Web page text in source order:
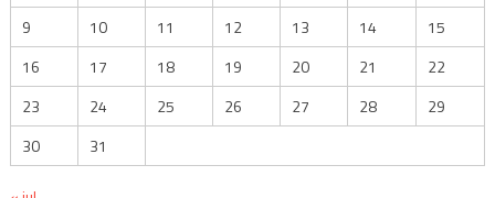
9
10 11 12 13 14
15
16
17 18 19 20 21
22
23
24 25 26 27 28
29
30
31